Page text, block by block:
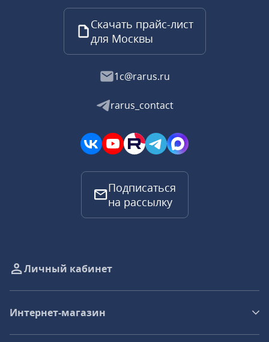
Скачать прайс-лист
для Москвы
1c@rarus.ru
rarus_contact
Подписаться
на рассылку
Личный кабинет
Интернет-магазин